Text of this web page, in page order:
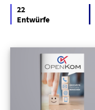
22
Entwürfe